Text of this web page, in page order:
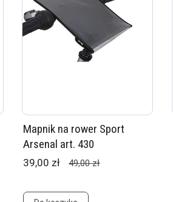
Mapnik na rower Sport
Arsenal art. 430
39,00 zł 49,00 zł